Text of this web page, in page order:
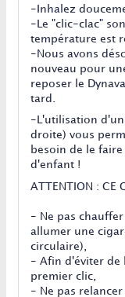
-Inhalez
-Le "clic-clac"
température est
-Nous avons
nouveau pour
reposer le
tard.
-L'utilisation d'un
droite) vous
besoin de le
d'enfant !
ATTENTION : CE
- Ne pas
allumer une
circulaire),
- Afin d'éviter de
premier clic,
- Ne pas